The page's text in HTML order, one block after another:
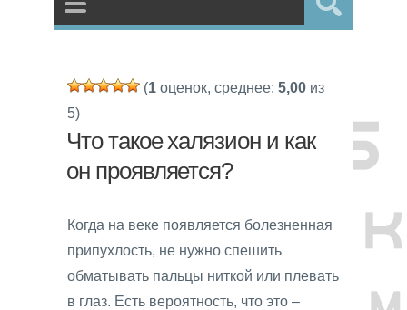
(1 оценок, среднее: 5,00 из
5)
Что такое халязион и как
он проявляется?
Когда на веке появляется болезненная
припухлость, не нужно спешить
обматывать пальцы ниткой или плевать
в глаз. Есть вероятность, что это –